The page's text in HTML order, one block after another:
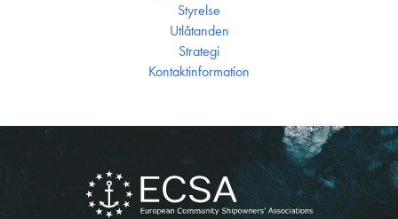
Styrelse
Utlåtanden
Strategi
Kontakt­information